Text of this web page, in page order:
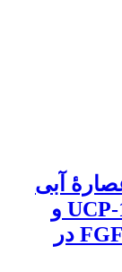
عصارۀ آبی
گزنه بر بیان ژن‌های PGC1α و UCP-1 و
غلظت‌های سرمی آیریزین و FGF21 در